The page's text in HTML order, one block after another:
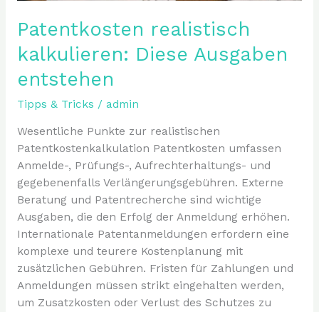
Patentkosten realistisch
kalkulieren: Diese Ausgaben
entstehen
Tipps & Tricks / admin
Wesentliche Punkte zur realistischen
Patentkostenkalkulation Patentkosten umfassen
Anmelde-, Prüfungs-, Aufrechterhaltungs- und
gegebenenfalls Verlängerungsgebühren. Externe
Beratung und Patentrecherche sind wichtige
Ausgaben, die den Erfolg der Anmeldung erhöhen.
Internationale Patentanmeldungen erfordern eine
komplexe und teurere Kostenplanung mit
zusätzlichen Gebühren. Fristen für Zahlungen und
Anmeldungen müssen strikt eingehalten werden,
um Zusatzkosten oder Verlust des Schutzes zu